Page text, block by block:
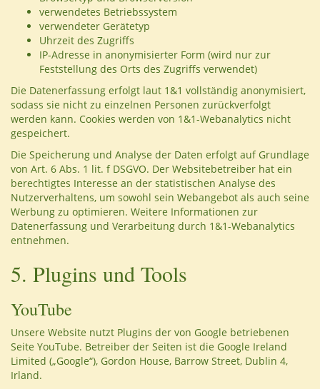
verwendetes Betriebssystem
verwendeter Gerätetyp
Uhrzeit des Zugriffs
IP-Adresse in anonymisierter Form (wird nur zur
Feststellung des Orts des Zugriffs verwendet)
Die Datenerfassung erfolgt laut 1&1 vollständig anonymisiert,
sodass sie nicht zu einzelnen Personen zurückverfolgt
werden kann. Cookies werden von 1&1-Webanalytics nicht
gespeichert.
Die Speicherung und Analyse der Daten erfolgt auf Grundlage
von Art. 6 Abs. 1 lit. f DSGVO. Der Websitebetreiber hat ein
berechtigtes Interesse an der statistischen Analyse des
Nutzerverhaltens, um sowohl sein Webangebot als auch seine
Werbung zu optimieren. Weitere Informationen zur
Datenerfassung und Verarbeitung durch 1&1-Webanalytics
entnehmen.
5. Plugins und Tools
YouTube
Unsere Website nutzt Plugins der von Google betriebenen
Seite YouTube. Betreiber der Seiten ist die Google Ireland
Limited („Google“), Gordon House, Barrow Street, Dublin 4,
Irland.